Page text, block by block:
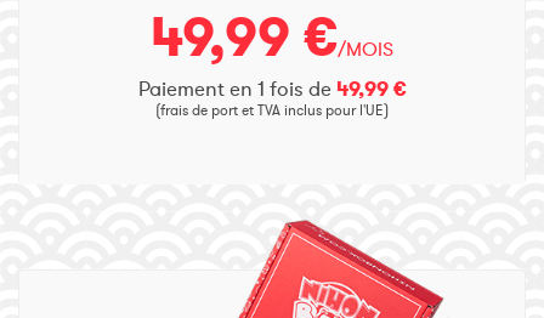
49,99 €/MOIS
Paiement en 1 fois de 49,99 €
(frais de port et TVA inclus pour l'UE)